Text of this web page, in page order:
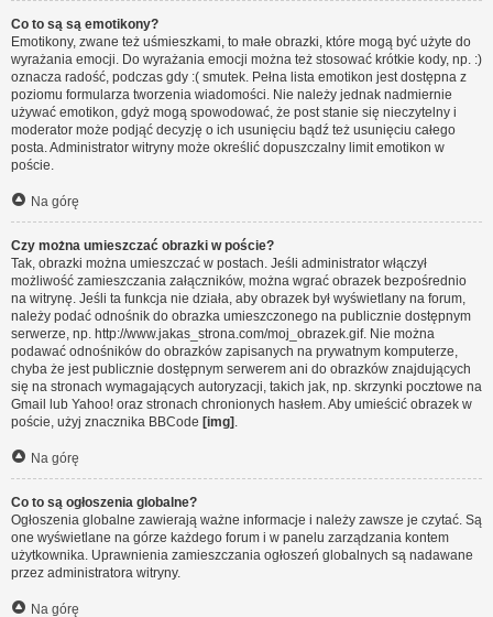
Co to są są emotikony?
Emotikony, zwane też uśmieszkami, to małe obrazki, które mogą być użyte do
wyrażania emocji. Do wyrażania emocji można też stosować krótkie kody, np. :)
oznacza radość, podczas gdy :( smutek. Pełna lista emotikon jest dostępna z
poziomu formularza tworzenia wiadomości. Nie należy jednak nadmiernie
używać emotikon, gdyż mogą spowodować, że post stanie się nieczytelny i
moderator może podjąć decyzję o ich usunięciu bądź też usunięciu całego
posta. Administrator witryny może określić dopuszczalny limit emotikon w
poście.
Na górę
Czy można umieszczać obrazki w poście?
Tak, obrazki można umieszczać w postach. Jeśli administrator włączył
możliwość zamieszczania załączników, można wgrać obrazek bezpośrednio
na witrynę. Jeśli ta funkcja nie działa, aby obrazek był wyświetlany na forum,
należy podać odnośnik do obrazka umieszczonego na publicznie dostępnym
serwerze, np. http://www.jakas_strona.com/moj_obrazek.gif. Nie można
podawać odnośników do obrazków zapisanych na prywatnym komputerze,
chyba że jest publicznie dostępnym serwerem ani do obrazków znajdujących
się na stronach wymagających autoryzacji, takich jak, np. skrzynki pocztowe na
Gmail lub Yahoo! oraz stronach chronionych hasłem. Aby umieścić obrazek w
poście, użyj znacznika BBCode [img] .
Na górę
Co to są ogłoszenia globalne?
Ogłoszenia globalne zawierają ważne informacje i należy zawsze je czytać. Są
one wyświetlane na górze każdego forum i w panelu zarządzania kontem
użytkownika. Uprawnienia zamieszczania ogłoszeń globalnych są nadawane
przez administratora witryny.
Na górę